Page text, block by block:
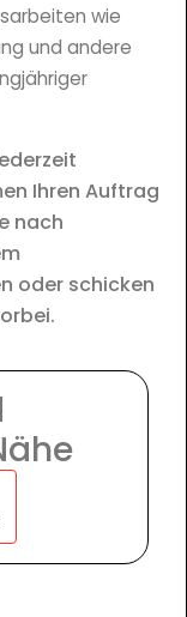
wie
und andere
Ihren Auftrag
nach
oder schicken